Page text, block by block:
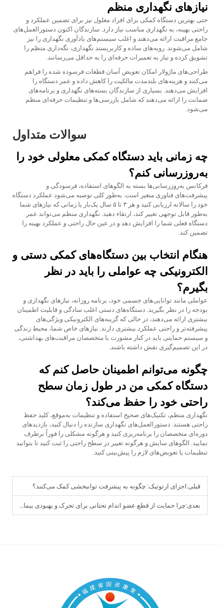
نیازهای نگهداری منظم
حتی بهترین دستگاه کمکی برای افراد معلول نیز برای تضمین عملکرد و
راحتی بهینه، به نگهداری مناسب نیاز دارد. سازندگان اکنون دستورالعمل‌های
جامع مراقبت ارائه می‌دهند و اغلب سیستم‌های یادآوری نگهداری را نیز
شامل می‌شوند. رویه‌های ساده و کاربرپسند نگهداری، نگه‌داری منظم را
تشویق کرده و نیاز به تعمیرات حرفه‌ای را به حداقل می‌رسانند.
طراحی‌های ماژولار امکان تعویض آسان قطعات فرسوده شده را فراهم
می‌کنند و هزینه‌های بلندمدت مالکیت را کاهش داده و عمر دستگاه را
افزایش می‌دهند. بسیاری از سازندگان بسته‌های نگهداری و برنامه‌های
ضمانت را ارائه می‌دهند که شامل بازرسی‌ها و تنظیمات حرفه‌ای منظم
می‌شود.
سوالات متداول
چه زمانی باید دستگاه کمکی معلولی خود را
به‌روزرسانی کنم؟
فرکانس به‌روزرسانی‌ها بسته به الگوهای استفاده، فرسودگی و
پیشرفت‌های فناوری متغیر است. به‌طور کلی توصیه می‌شود عملکرد دستگاه
خود را سالانه ارزیابی کنید و هر ۳ تا ۵ سال یک‌بار یا زمانی که نیازهای شما
به‌طور قابل توجهی تغییر کند، ارتقاء دهید. نگهداری منظم می‌تواند عمر
دستگاه فعلی شما را افزایش دهد و در عین حال راحتی و عملکرد بهینه را
تضمین کند.
هنگام انتخاب بین دستگاه‌های کمکی دستی و
الکترونیکی چه عواملی را باید در نظر
بگیرم؟
عواملی مانند توانایی‌های جسمی خود، برنامه روزانه، نیازهای نگهداری و
بودجه را در نظر بگیرید. دستگاه‌های دستی اغلب سادگی و قابلیت اطمینان
بیشتری ارائه می‌دهند، در حالی که گزینه‌های الکترونیکی ویژگی‌های
پیشرفته‌تر و راحتی عملکرد بیشتری دارند. نیازهای خاص شما، محیط زندگی
و سیستم حمایتی باید در کنار مشورت با متخصصان مراقبت‌های بهداشتی،
در این تصمیم‌گیری نقش داشته باشند.
چگونه می‌توانم اطمینان حاصل کنم که
دستگاه کمکی من در طول زمان سطح
راحتی خود را حفظ می‌کند؟
نگهداری منظم، تکنیک‌های صحیح استفاده و تنظیمات به‌موقع، کلید حفظ
راحتی هستند. دستورالعمل‌های نگهداری سازنده را دنبال کنید، بازدیدهای
دوره‌ای متخصصان را برنامه‌ریزی کنید و هرگونه مشکلی را فوراً برطرف
نمایید. الگوهای سایش و هرگونه تغییر در سطح راحتی را ثبت کنید تا بتوانید
تنظیمات یا تعویض‌های لازم را پیش‌بینی کنید.
قبلی:اجزای ارتوتیک: چگونه به پیشرفت توانبخشی کمک می‌کنند؟
بعدی:چرا حمایت از قطع عضو اندام تحتانی برای تحرک و بهبودی بیمار حیاتی است؟